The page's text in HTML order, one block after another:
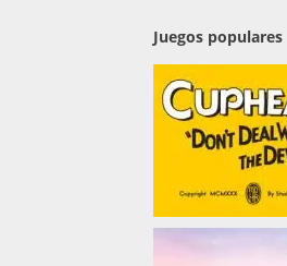
Juegos populares